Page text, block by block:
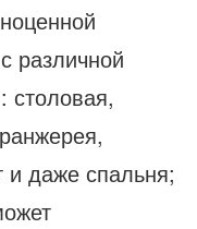
различной
столовая,
и даже спальня;